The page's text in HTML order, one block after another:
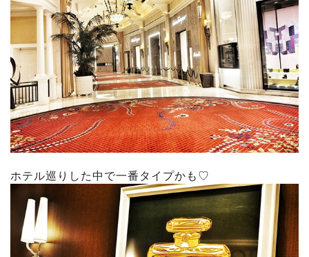
ホテル巡りした中で一番タイプかも♡